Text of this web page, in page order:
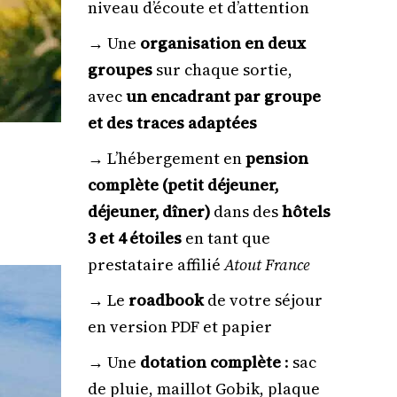
niveau d’écoute et d’attention
→ Une organisation en deux
groupessur chaque sortie,
avecun encadrant par groupe
et des traces adaptées
→ L’hébergement enpension
complète (petit déjeuner,
déjeuner, dîner)dans deshôtels
3 et 4 étoilesen tant que
prestataire affiliéAtout France
→ Le roadbookde votre séjour
en version PDF et papier
→ Une dotation complète: sac
de pluie, maillot Gobik, plaque